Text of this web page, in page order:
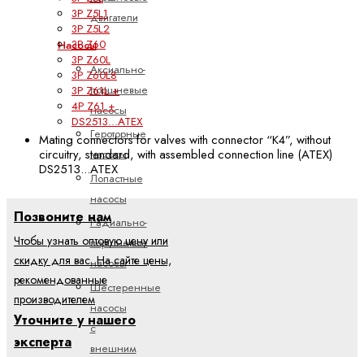
двигатели
Насосы
Аксиально-
поршневые
насосы
Героторные
насосы
Лопастные
насосы
Радиально-
поршневые
насосы
Шестеренные
насосы
с
внешним
3P Z5L1
3P Z5L2
3P Z60
3P Z60L
3P Z60L8
3P Z61L +
4P Z61 +
DS2513...ATEX
Mating connectors for valves with connector “K4”, without
circuitry, standard, with assembled connection line (ATEX)
DS2513...ATEX
Позвоните нам
Чтобы узнать оптовую цену или
скидку для вас. На сайте цены,
рекомендованные
производителем
Уточните у нашего
эксперта